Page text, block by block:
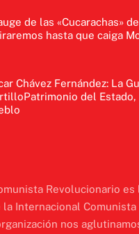
de las «Cucarachas»
hasta que caiga
Chávez Fernández: La
del
Revolucionario es
la Internacional
nos